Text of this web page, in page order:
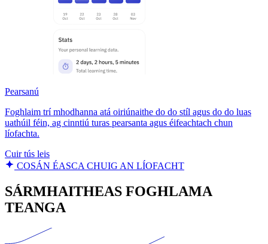
Pearsanú
Foghlaim trí mhodhanna atá oiriúnaithe do do stíl agus do do luas
uathúil féin, ag cinntiú turas pearsanta agus éifeachtach chun
líofachta.
Cuir tús leis
COSÁN ÉASCA CHUIG AN LÍOFACHT
SÁRMHAITHEAS FOGHLAMA
TEANGA